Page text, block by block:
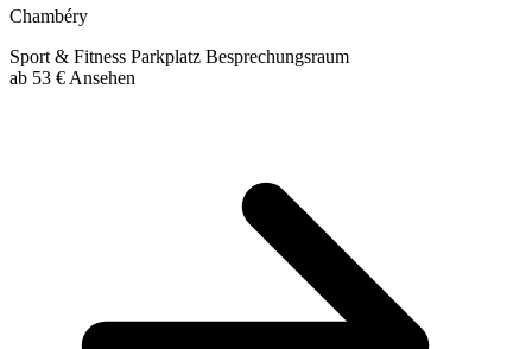
Chambéry
Sport & Fitness Parkplatz Besprechungsraum
ab 53 €Ansehen